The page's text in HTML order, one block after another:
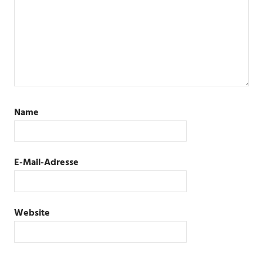
Name
E-Mail-Adresse
Website